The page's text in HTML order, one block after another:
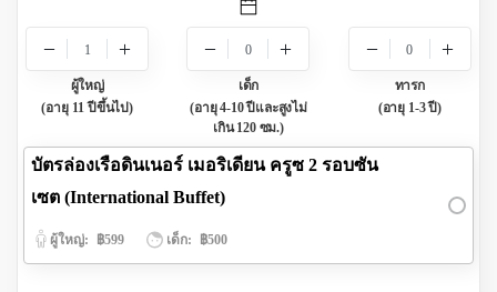
1
ผู้ใหญ่
(อายุ 11 ปีขึ้นไป)
0
เด็ก
(อายุ 4-10 ปีและสูงไม่
เกิน 120 ซม.)
0
ทารก
(อายุ 1-3 ปี)
บัตรล่องเรือดินเนอร์ เมอริเดียน ครูซ 2 รอบซัน
เซต (International Buffet)
ผู้ใหญ่: ฿599 เด็ก: ฿500